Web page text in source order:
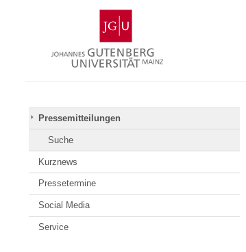
Gutenberg-
Universität
Mainz
Pressemitteilungen
Suche
Kurznews
Pressetermine
Social Media
Service